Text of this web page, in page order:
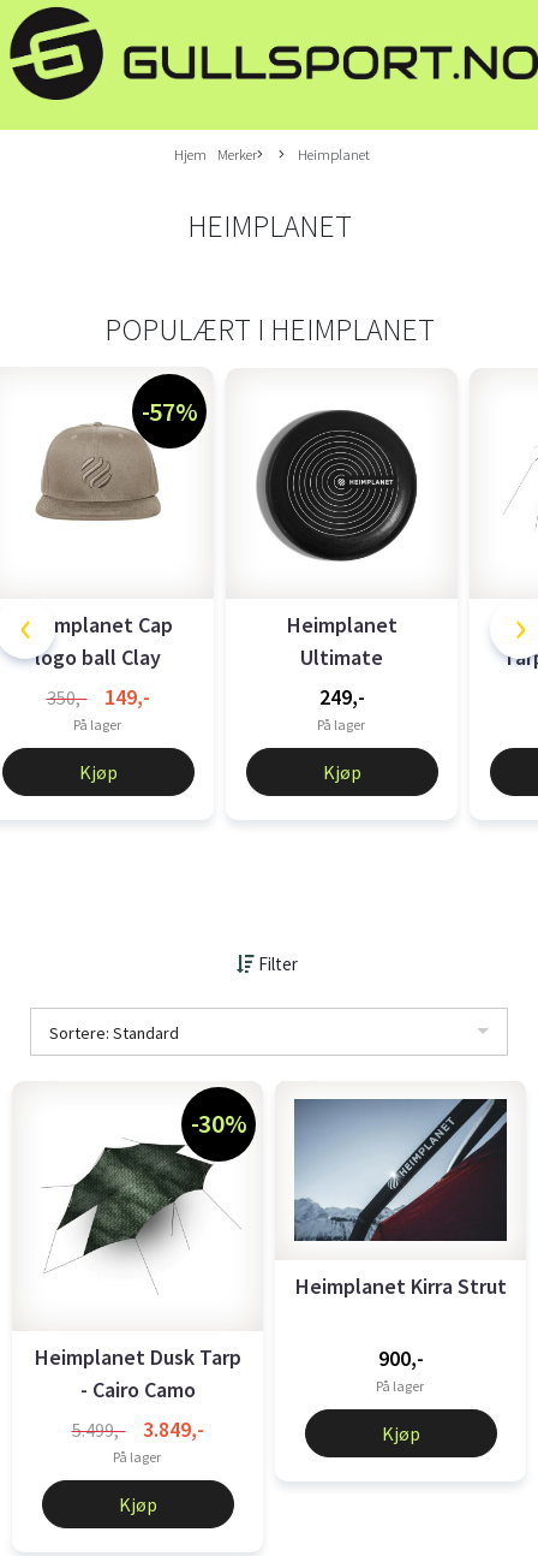
Hjem Merker Heimplanet
HEIMPLANET
POPULÆRT I HEIMPLANET
-57%
Heimplanet Cap
logo ball Clay
350,- 149,-
På lager
Kjøp
Heimplanet
Ultimate
Sendeplate 175G
Svart
249,-
På lager
Kjøp
‹ ›
Filter
Sortere: Standard
-30%
Heimplanet Dusk Tarp
- Cairo Camo
5.499,- 3.849,-
På lager
Kjøp
Heimplanet Kirra Strut
900,-
På lager
Kjøp